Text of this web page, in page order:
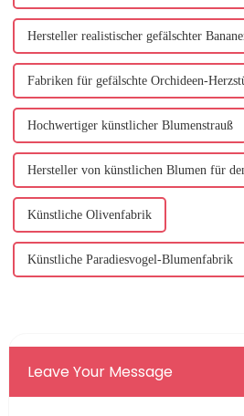
Hersteller realistischer gefälschter
Fabriken für gefälschte Orchideen-
Hochwertiger künstlicher Blumenstrauß
Hersteller von künstlichen Blumen für
Künstliche Olivenfabrik
Künstliche Paradiesvogel-Blumenfabrik
Leave Your Message